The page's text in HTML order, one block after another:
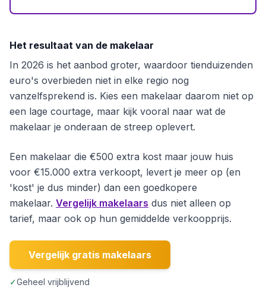
Het resultaat van de makelaar
In 2026 is het aanbod groter, waardoor tienduizenden
euro's overbieden niet in elke regio nog
vanzelfsprekend is. Kies een makelaar daarom niet op
een lage courtage, maar kijk vooral naar wat de
makelaar je onderaan de streep oplevert.
Een makelaar die €500 extra kost maar jouw huis
voor €15.000 extra verkoopt, levert je meer op (en
'kost' je dus minder) dan een goedkopere
makelaar. Vergelijk makelaars dus niet alleen op
tarief, maar ook op hun gemiddelde verkoopprijs.
Vergelijk gratis makelaars
✓Geheel vrijblijvend